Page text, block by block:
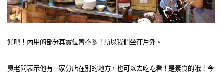
好吧！內用的部分其實位置不多！所以我們坐在戶外。
臭老闆表示他有一家分店在別的地方，也可以去吃吃看！是素食的哦！今